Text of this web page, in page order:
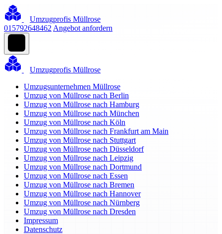
Umzugprofis Müllrose
015792648462 Angebot anfordern
Umzugprofis Müllrose
Umzugsunternehmen Müllrose
Umzug von Müllrose nach Berlin
Umzug von Müllrose nach Hamburg
Umzug von Müllrose nach München
Umzug von Müllrose nach Köln
Umzug von Müllrose nach Frankfurt am Main
Umzug von Müllrose nach Stuttgart
Umzug von Müllrose nach Düsseldorf
Umzug von Müllrose nach Leipzig
Umzug von Müllrose nach Dortmund
Umzug von Müllrose nach Essen
Umzug von Müllrose nach Bremen
Umzug von Müllrose nach Hannover
Umzug von Müllrose nach Nürnberg
Umzug von Müllrose nach Dresden
Impressum
Datenschutz